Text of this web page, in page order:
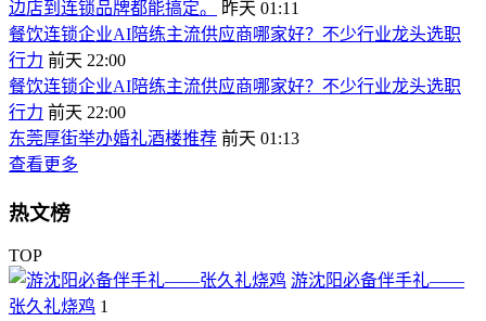
边店到连锁品牌都能搞定。
昨天 01:11
餐饮连锁企业AI陪练主流供应商哪家好？不少行业龙头选职
行力 前天 22:00
餐饮连锁企业AI陪练主流供应商哪家好？不少行业龙头选职
行力 前天 22:00
东莞厚街举办婚礼酒楼推荐 前天 01:13
查看更多
热文榜
TOP
游沈阳必备伴手礼——
张久礼烧鸡 1